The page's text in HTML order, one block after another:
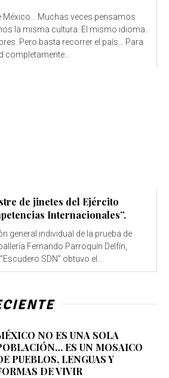
pensamos
cultura. El mismo idioma.
Para
completamente...
de jinetes del Ejército
Internacionales”.
general individual de la prueba de
Fernando Parroquín Delfín,
SDN” obtuvo el...
NO ES UNA SOLA
ES UN MOSAICO
PUEBLOS, LENGUAS Y
DE VIVIR